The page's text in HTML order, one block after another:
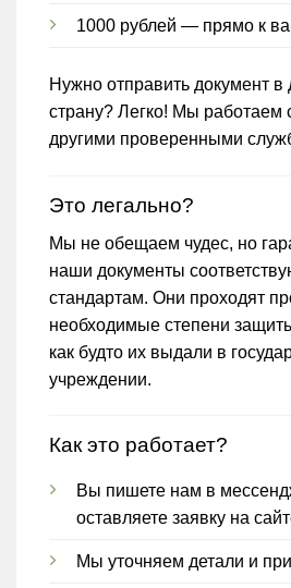
1000 рублей — прямо к
Нужно отправить документ в
страну? Легко! Мы работаем
другими проверенными
Это легально?
Мы не обещаем чудес, но
наши документы
стандартам. Они проходят
необходимые степени
как будто их выдали в
учреждении.
Как это работает?
Вы пишете нам в
оставляете заявку на
Мы уточняем детали и